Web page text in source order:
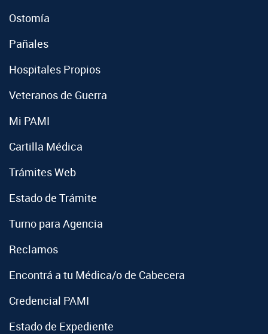
Ostomía
Pañales
Hospitales Propios
Veteranos de Guerra
Mi PAMI
Cartilla Médica
Trámites Web
Estado de Trámite
Turno para Agencia
Reclamos
Encontrá a tu Médica/o de Cabecera
Credencial PAMI
Estado de Expediente